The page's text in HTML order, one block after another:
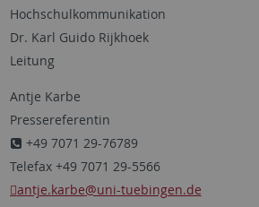
Hochschulkommunikation
Dr. Karl Guido Rijkhoek
Leitung
Antje Karbe
Pressereferentin
+49 7071 29-76789
Telefax +49 7071 29-5566
antje.karbe@uni-tuebingen.de